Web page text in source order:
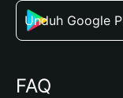
Unduh Google
FAQ